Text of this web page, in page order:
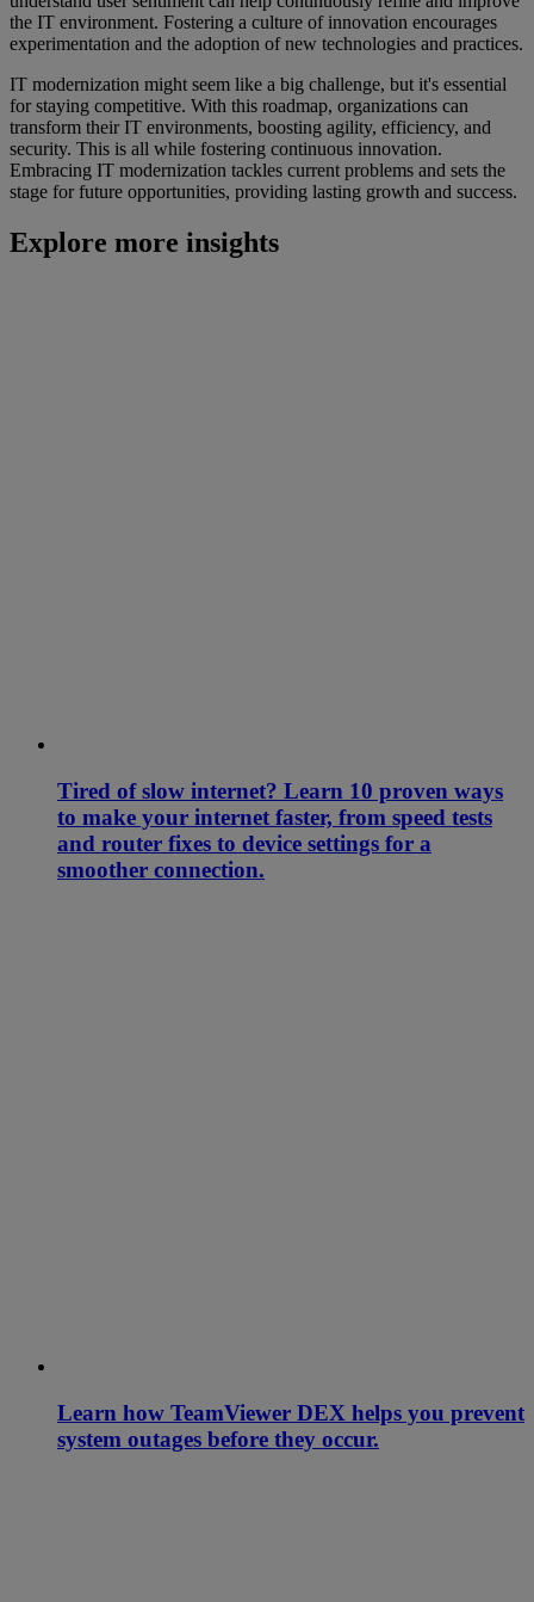
the IT environment. Fostering a culture of innovation encourages
experimentation and the adoption of new technologies and practices.
IT modernization might seem like a big challenge, but it's essential
for staying competitive. With this roadmap, organizations can
transform their IT environments, boosting agility, efficiency, and
security. This is all while fostering continuous innovation.
Embracing IT modernization tackles current problems and sets the
stage for future opportunities, providing lasting growth and success.
Explore more insights
Tired of slow internet? Learn 10 proven ways
to make your internet faster, from speed tests
and router fixes to device settings for a
smoother connection.
Learn how TeamViewer DEX helps you prevent
system outages before they occur.